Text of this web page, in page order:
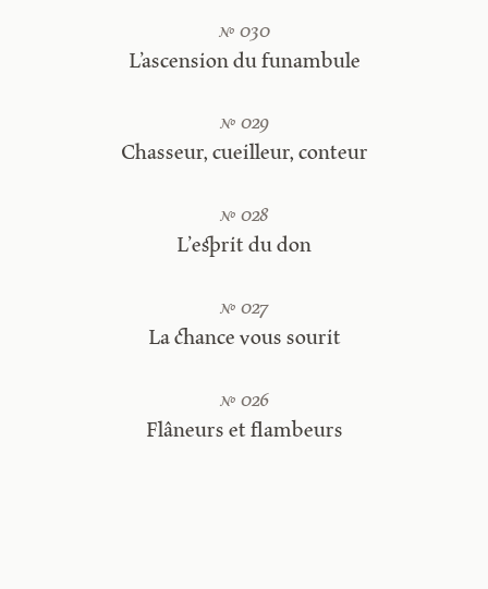
№ 030
L’ascension du funambule
№ 029
Chasseur, cueilleur, conteur
№ 028
L’esprit du don
№ 027
La chance vous sourit
№ 026
Flâneurs et flambeurs